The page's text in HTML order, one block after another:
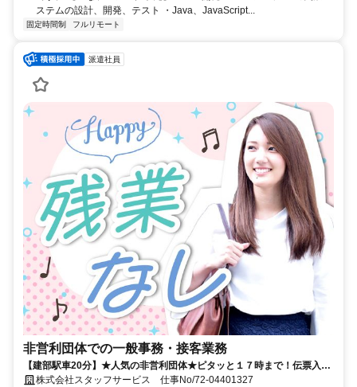
ステムの設計、開発、テスト ・Java、JavaScript...
固定時間制 フルリモート
派遣社員
非営利団体での一般事務・接客業務
【建部駅車20分】★人気の非営利団体★ピタッと１７時まで！伝票入力
など！ 直接雇用実績あり！
株式会社スタッフサービス 仕事No/72-04401327